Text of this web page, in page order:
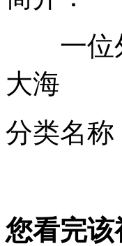
遭遇泥石流滑坡
一位外
大海
分类名称
您看完